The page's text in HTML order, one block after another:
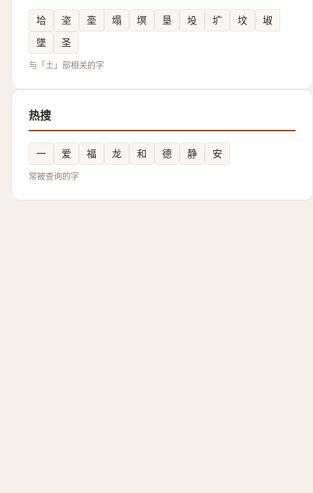
垥 垐 㙜 塌 塓 垦 坄 圹 坟
埱
墜
圣
与「土」部相关的字
热搜
一 爱 福 龙 和 德 静 安
常被查询的字